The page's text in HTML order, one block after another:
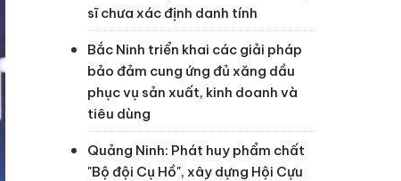
sĩ chưa xác định danh tính
Bắc Ninh triển khai các giải pháp
bảo đảm cung ứng đủ xăng dầu
phục vụ sản xuất, kinh doanh và
tiêu dùng
Quảng Ninh: Phát huy phẩm chất
"Bộ đội Cụ Hồ", xây dựng Hội Cựu